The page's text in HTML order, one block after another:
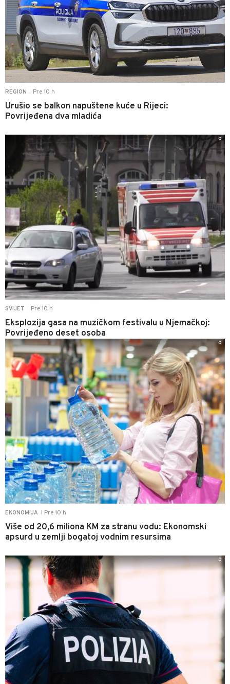
REGION Pre 10 h
Urušio se balkon napuštene kuće u Rijeci:
Povrijeđena dva mladića
SVIJET Pre 10 h
Eksplozija gasa na muzičkom festivalu u Njemačkoj:
Povrijeđeno deset osoba
0
EKONOMIJA Pre 10 h
Više od 20,6 miliona KM za stranu vodu: Ekonomski
apsurd u zemlji bogatoj vodnim resursima
0
0